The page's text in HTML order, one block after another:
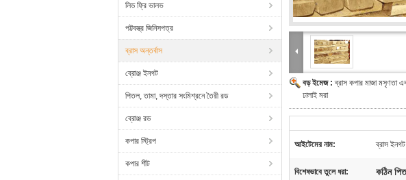
লিড ফ্রি ভালভ
পট্টবস্ত্র জিনিসপত্র
ব্রাস অন্তর্বাস
ব্রোঞ্জ ইনগট
পিতল, তামা, দস্তার সংমিশ্রনে তৈরী রড
ব্রোঞ্জ রড
কপার স্ট্রিপ
কপার শীট
বড় ইমেজ :ব্রাস কপার মাজা
ঢালাই মরা
আইটেমের নাম: ব্রাস ইনগট
বিশেষভাবে তুলে ধরা: কঠিন